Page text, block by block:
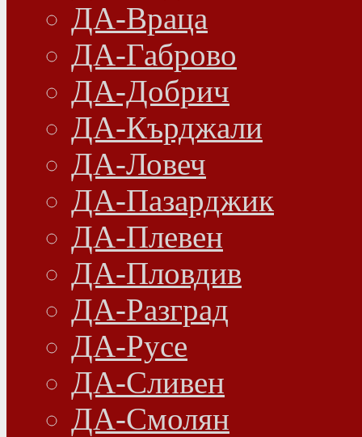
ДА-Враца
ДА-Габрово
ДА-Добрич
ДА-Кърджали
ДА-Ловеч
ДА-Пазарджик
ДА-Плевен
ДА-Пловдив
ДА-Разград
ДА-Русе
ДА-Сливен
ДА-Смолян